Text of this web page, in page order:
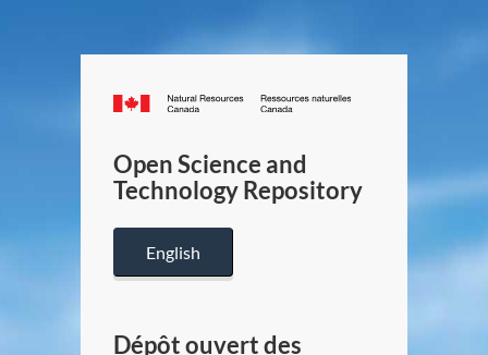
Canada.ca
/
Canada
Open Science and
Technology Repository
English
Dépôt ouvert des